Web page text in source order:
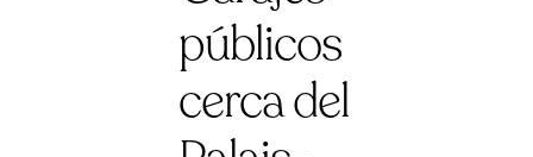
públicos
cerca del